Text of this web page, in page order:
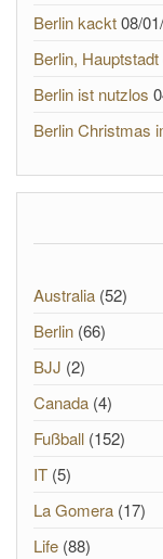
Berlin kackt08/
Berlin,
Berlin ist nutzlos
Berlin Christmas
Australia (52)
Berlin (66)
BJJ (2)
Canada (4)
Fußball (152)
IT (5)
La Gomera (17)
Life (88)